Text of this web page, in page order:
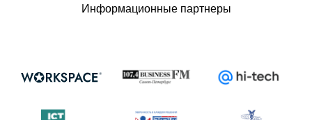
Информационные партнеры